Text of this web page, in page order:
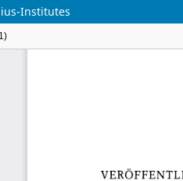
Institutes